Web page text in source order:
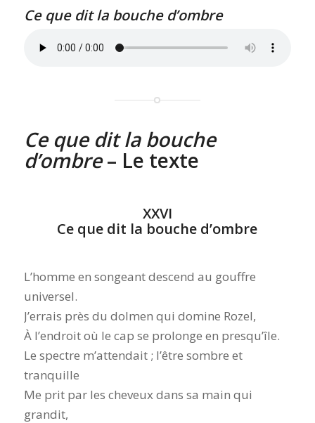
Ce que dit la bouche d’ombre
Ce que dit la bouche
d’ombre– Le texte
XXVI
Ce que dit la bouche d’ombre
L’homme en songeant descend au gouffre
universel.
J’errais près du dolmen qui domine Rozel,
À l’endroit où le cap se prolonge en presqu’île.
Le spectre m’attendait ; l’être sombre et
tranquille
Me prit par les cheveux dans sa main qui
grandit,